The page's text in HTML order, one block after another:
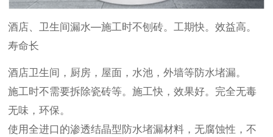
酒店、卫生间漏水—施工时不刨砖。工期快。效益高。
寿命长
酒店卫生间，厨房，屋面，水池，外墙等防水堵漏。
施工时不需要拆除瓷砖等。施工快，效果好。完全无毒
无味，环保。
使用全进口的渗透结晶型防水堵漏材料，无腐蚀性，不